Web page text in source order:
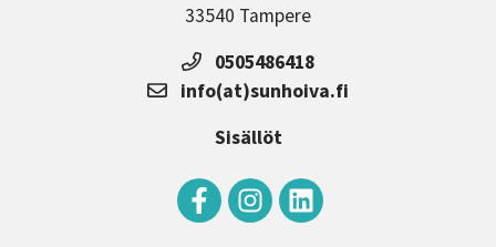
33540 Tampere
0505486418
info(at)sunhoiva.fi
Sisällöt